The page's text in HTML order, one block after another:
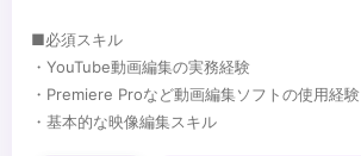
■必須スキル
・YouTube動画編集の実務経験
・Premiere Proなど動画編集ソフトの使用経験
・基本的な映像編集スキル